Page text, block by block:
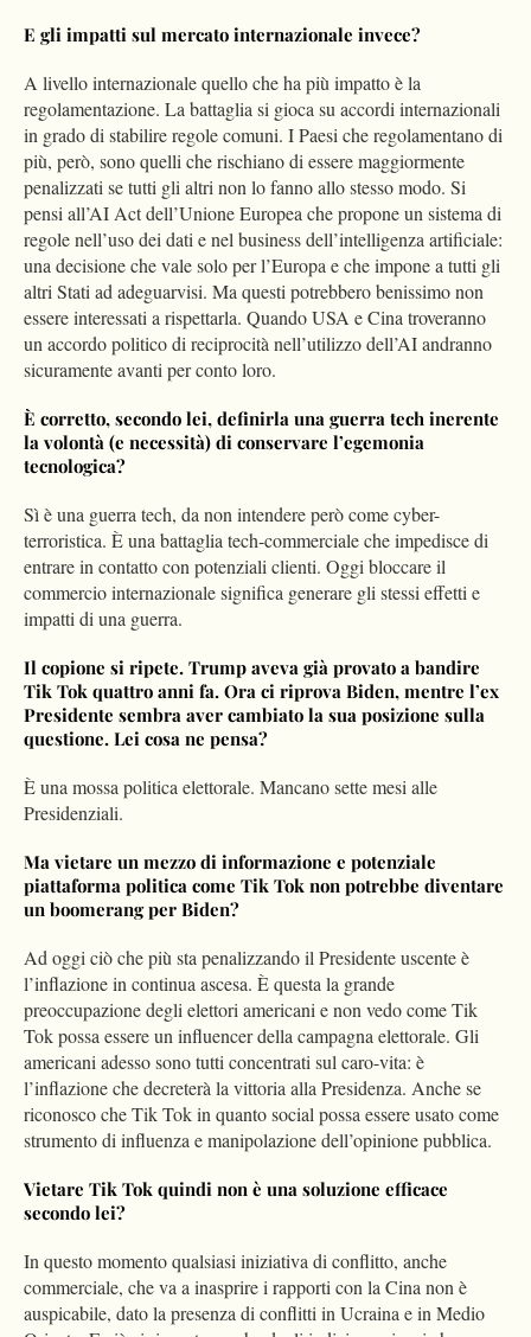
E gli impatti sul mercato internazionale invece?
A livello internazionale quello che ha più impatto è la
regolamentazione. La battaglia si gioca su accordi internazionali
in grado di stabilire regole comuni. I Paesi che regolamentano di
più, però, sono quelli che rischiano di essere maggiormente
penalizzati se tutti gli altri non lo fanno allo stesso modo. Si
pensi all’AI Act dell’Unione Europea che propone un sistema di
regole nell’uso dei dati e nel business dell’intelligenza artificiale:
una decisione che vale solo per l’Europa e che impone a tutti gli
altri Stati ad adeguarvisi. Ma questi potrebbero benissimo non
essere interessati a rispettarla. Quando USA e Cina troveranno
un accordo politico di reciprocità nell’utilizzo dell’AI andranno
sicuramente avanti per conto loro.
È corretto, secondo lei, definirla una guerra tech inerente
la volontà (e necessità) di conservare l’egemonia
tecnologica?
Sì è una guerra tech, da non intendere però come cyber-
terroristica. È una battaglia tech-commerciale che impedisce di
entrare in contatto con potenziali clienti. Oggi bloccare il
commercio internazionale significa generare gli stessi effetti e
impatti di una guerra.
Il copione si ripete. Trump aveva già provato a bandire
Tik Tok quattro anni fa. Ora ci riprova Biden, mentre l’ex
Presidente sembra aver cambiato la sua posizione sulla
questione. Lei cosa ne pensa?
È una mossa politica elettorale. Mancano sette mesi alle
Presidenziali.
Ma vietare un mezzo di informazione e potenziale
piattaforma politica come Tik Tok non potrebbe diventare
un boomerang per Biden?
Ad oggi ciò che più sta penalizzando il Presidente uscente è
l’inflazione in continua ascesa. È questa la grande
preoccupazione degli elettori americani e non vedo come Tik
Tok possa essere un influencer della campagna elettorale. Gli
americani adesso sono tutti concentrati sul caro-vita: è
l’inflazione che decreterà la vittoria alla Presidenza. Anche se
riconosco che Tik Tok in quanto social possa essere usato come
strumento di influenza e manipolazione dell’opinione pubblica.
Vietare Tik Tok quindi non è una soluzione efficace
secondo lei?
In questo momento qualsiasi iniziativa di conflitto, anche
commerciale, che va a inasprire i rapporti con la Cina non è
auspicabile, dato la presenza di conflitti in Ucraina e in Medio